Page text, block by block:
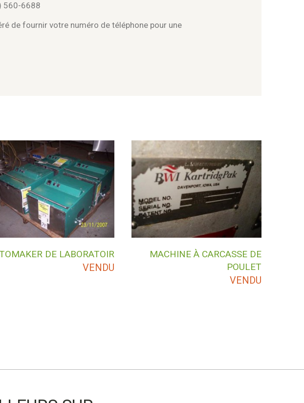
560-6688
de fournir votre numéro de téléphone pour une
DE LABORATOIR
VENDU
MACHINE À CARCASSE DE
POULET
VENDU